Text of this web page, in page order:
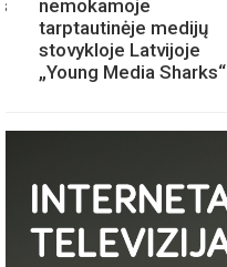
nemokamoje
tarptautinėje medijų
stovykloje Latvijoje
„Young Media Sharks“